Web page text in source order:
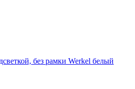
без рамки Werkel белый